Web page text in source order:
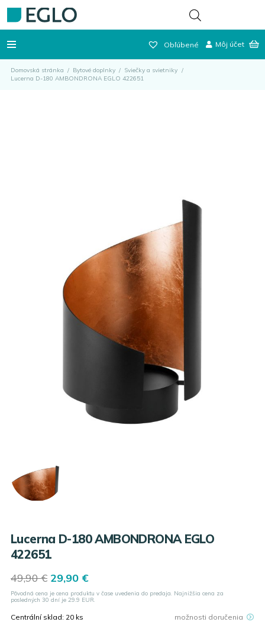
Obľúbené Môj účet
Domovská stránka / Bytové doplnky / Sviečky a svietniky /
Lucerna D-180 AMBONDRONA EGLO 422651
Lucerna D-180 AMBONDRONA EGLO
422651
49,90€ Original
price
was:
49,90 €.
29,90 €Current
price
is:
Pôvodná cena je cena produktu v čase uvedenia do predaja. Najnižšia cena za
posledných 30 dní je 29.9 EUR.
Centrální sklad: 20 ks
možnosti doručenia